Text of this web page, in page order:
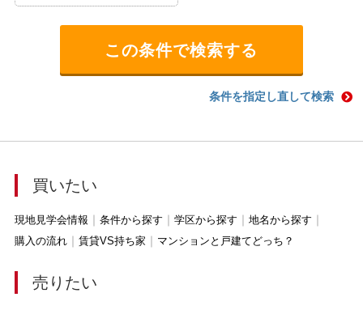
条件を指定し直して検索
買いたい
現地見学会情報 条件から探す 学区から探す
地名から探す
購入の流れ
賃貸VS持ち家 マンションと戸建てどっち？
売りたい